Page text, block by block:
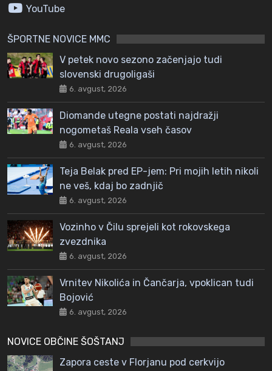
YouTube
ŠPORTNE NOVICE MMC
V petek novo sezono začenjajo tudi
slovenski drugoligaši
6. avgust, 2026
Diomande utegne postati najdražji
nogometaš Reala vseh časov
6. avgust, 2026
Teja Belak pred EP-jem: Pri mojih letih nikoli
ne veš, kdaj bo zadnjič
6. avgust, 2026
Vozinho v Čilu sprejeli kot rokovskega
zvezdnika
6. avgust, 2026
Vrnitev Nikolića in Čančarja, vpoklican tudi
Bojović
6. avgust, 2026
NOVICE OBČINE ŠOŠTANJ
Zapora ceste v Florjanu pod cerkvijo